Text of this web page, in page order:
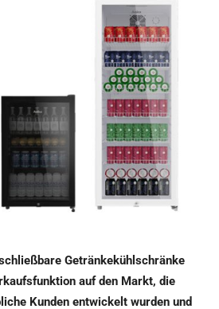
Getränkekühlschränke
auf den Markt, die
Kunden entwickelt wurden und